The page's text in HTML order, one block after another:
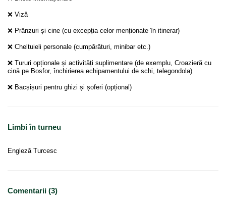
❌ Viză
❌ Prânzuri și cine (cu excepția celor menționate în itinerar)
❌ Cheltuieli personale (cumpărături, minibar etc.)
❌ Tururi opționale și activități suplimentare (de exemplu, Croazieră cu
cină pe Bosfor, închirierea echipamentului de schi, telegondola)
❌ Bacșișuri pentru ghizi și șoferi (opțional)
Limbi în turneu
Engleză Turcesc
Comentarii (3)